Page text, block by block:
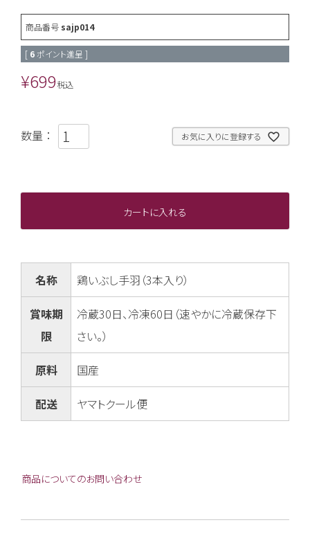
商品番号 sajp014
[ 6 ポイント進呈 ]
¥699税込
お気に入りに登録する
カートに入れる
名称 鶏いぶし手羽（3本入り）
賞味期
限
冷蔵30日、冷凍60日（速やかに冷蔵保存下
さい。）
原料 国産
配送 ヤマトクール便
商品についてのお問い合わせ